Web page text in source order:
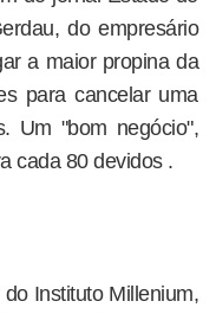
do empresário
a maior propina da
para cancelar uma
Um "bom negócio",
cada 80 devidos .
Instituto Millenium,